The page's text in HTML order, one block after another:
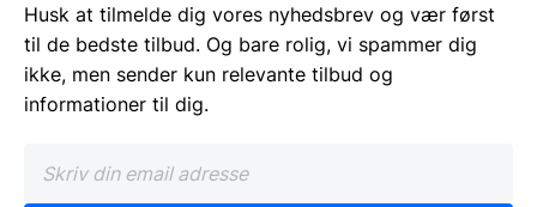
Husk at tilmelde dig vores nyhedsbrev og vær først
til de bedste tilbud. Og bare rolig, vi spammer dig
ikke, men sender kun relevante tilbud og
informationer til dig.